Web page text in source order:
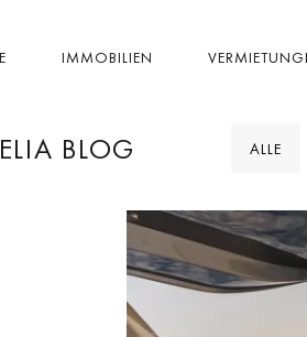
IMMOBILIEN
BLOG ALLE